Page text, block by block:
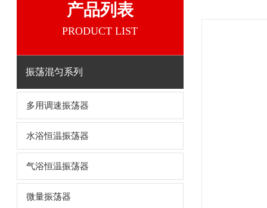
产品列表
PRODUCT LIST
振荡混匀系列
多用调速振荡器
水浴恒温振荡器
气浴恒温振荡器
微量振荡器